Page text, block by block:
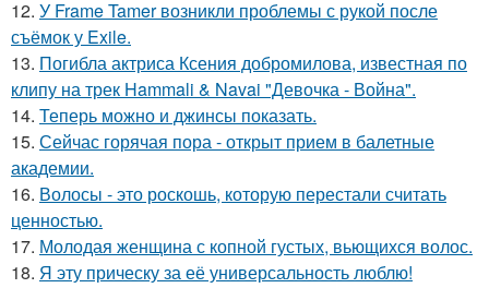
12. У Frame Tamer возникли проблемы с рукой после
съёмок у Exile.
13. Погибла актриса Ксения добромилова, известная по
клипу на трек Hammali & Navai "Девочка - Война".
14. Теперь можно и джинсы показать.
15. Сейчас горячая пора - открыт прием в балетные
академии.
16. Волосы - это роскошь, которую перестали считать
ценностью.
17. Молодая женщина с копной густых, вьющихся волос.
18. Я эту прическу за её универсальность люблю!